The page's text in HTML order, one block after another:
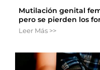
Mutilación genital
pero se pierden los
Leer Más >>